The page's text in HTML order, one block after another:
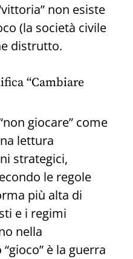
non esiste
(la società civile
distrutto.
“Cambiare
giocare” come
lettura
strategici,
le regole
più alta di
e i regimi
nella
è la guerra